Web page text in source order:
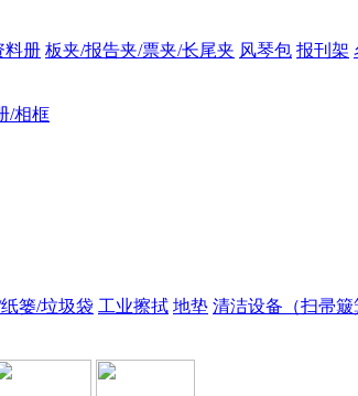
料册 板夹/报告夹/票夹/长尾夹 风琴包 报刊架
/相框
篓/垃圾袋 工业擦拭 地垫 清洁设备（扫帚簸